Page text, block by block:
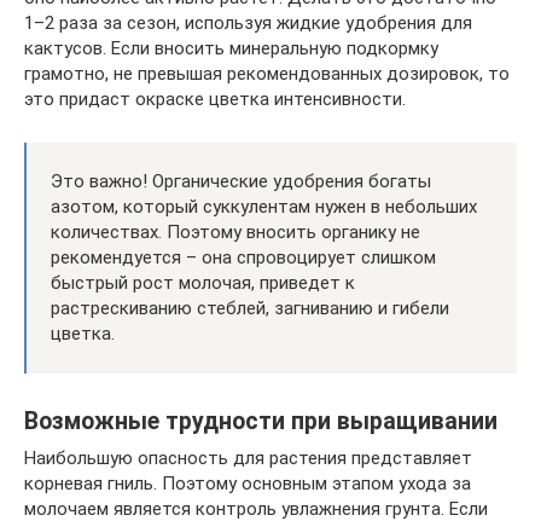
1–2 раза за сезон, используя жидкие удобрения для
кактусов. Если вносить минеральную подкормку
грамотно, не превышая рекомендованных дозировок, то
это придаст окраске цветка интенсивности.
Это важно! Органические удобрения богаты
азотом, который суккулентам нужен в небольших
количествах. Поэтому вносить органику не
рекомендуется – она спровоцирует слишком
быстрый рост молочая, приведет к
растрескиванию стеблей, загниванию и гибели
цветка.
Возможные трудности при выращивании
Наибольшую опасность для растения представляет
корневая гниль. Поэтому основным этапом ухода за
молочаем является контроль увлажнения грунта. Если